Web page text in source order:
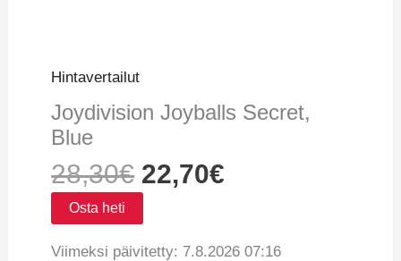
Hintavertailut
Joydivision Joyballs Secret,
Blue
28,30€ 22,70€
Osta heti
Viimeksi päivitetty: 7.8.2026 07:16